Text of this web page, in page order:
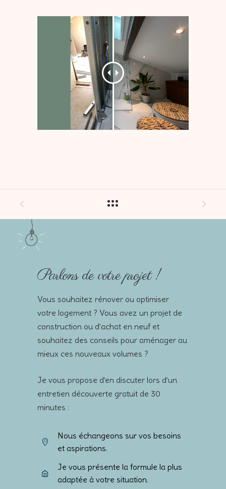
Parlons de votre projet !
Vous souhaitez rénover ou optimiser
votre logement ? Vous avez un projet de
construction ou d’achat en neuf et
souhaitez des conseils pour aménager au
mieux ces nouveaux volumes ?
Je vous propose d’en discuter lors d’un
entretien découverte gratuit de 30
minutes :
Nous échangeons sur vos besoins
et aspirations.
Je vous présente la formule la plus
adaptée à votre situation.